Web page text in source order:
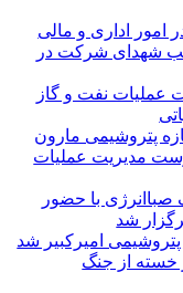
امور اداری و مالی
شهدای شرکت در
عملیات نفت و گاز
پتروشیمی مارون
مدیریت عملیات
با حضور
شد
امیرکبیر شد
خسته‌ از جنگ